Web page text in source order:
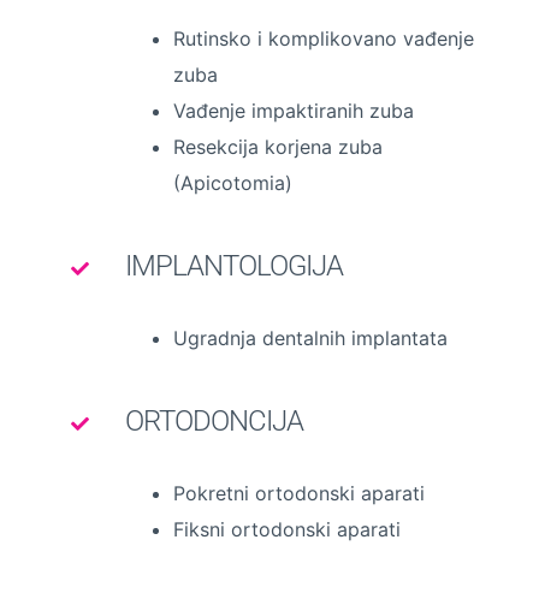
Rutinsko i komplikovano vađenje
zuba
Vađenje impaktiranih zuba
Resekcija korjena zuba
(Apicotomia)
IMPLANTOLOGIJA
Ugradnja dentalnih implantata
ORTODONCIJA
Pokretni ortodonski aparati
Fiksni ortodonski aparati